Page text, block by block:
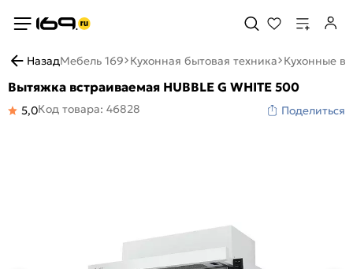
НазадМебель 169 Кухонная бытовая техника Кухонные
Вытяжка встраиваемая HUBBLE G WHITE 500
5,0Код товара: 46828 Поделиться